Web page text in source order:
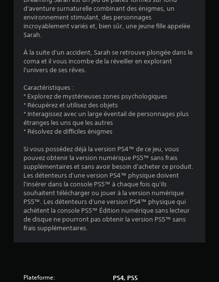
.
t
i
l
e
s
s
u
d'aventure surnaturelle combinant des énigmes, un
environnement stimulant, des personnages
incroyablement variés et, bien sûr, une jeune fille appelée
Sarah.
À la suite d'un accident, Sarah se retrouve plongée dans le
coma et il vous incombe de la réveiller en explorant
l'univers de ses rêves.
Caractéristiques :
* Explorez de mystérieuses zones psychologiques
* Récupérez et utilisez des objets
* Interagissez avec un large éventail de personnages plus
étranges les uns que les autres
* Résolvez de difficiles énigmes
Si vous possédez déjà la version PS4™ de ce jeu, vous
pouvez obtenir la version numérique PS5™ sans frais
supplémentaires et sans avoir besoin d'acheter ce produit.
Les détenteurs d'une version PS4™ physique doivent
l'insérer dans la console PS5™ à chaque fois qu'ils
souhaitent télécharger ou jouer à la version numérique
PS5™. Les détenteurs d'une version PS4™ physique qui
achètent la console PS5™ Édition numérique sans lecteur
de disque ne pourront pas obtenir la version PS5™ sans
frais supplémentaires.
Plateforme: PS4, PS5